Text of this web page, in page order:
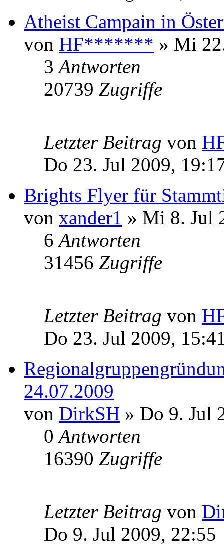
Atheist Campain in
von HF******* » Mi
3Antworten
20739 Zugriffe
Letzter Beitrag von
Do 23. Jul 2009,
Brights Flyer für
von xander1 » Mi 8. Jul
6Antworten
31456 Zugriffe
Letzter Beitrag von
Do 23. Jul 2009,
24.07.2009
von DirkSH » Do 9. Jul
0Antworten
16390 Zugriffe
Letzter Beitrag von
Do 9. Jul 2009, 22:55